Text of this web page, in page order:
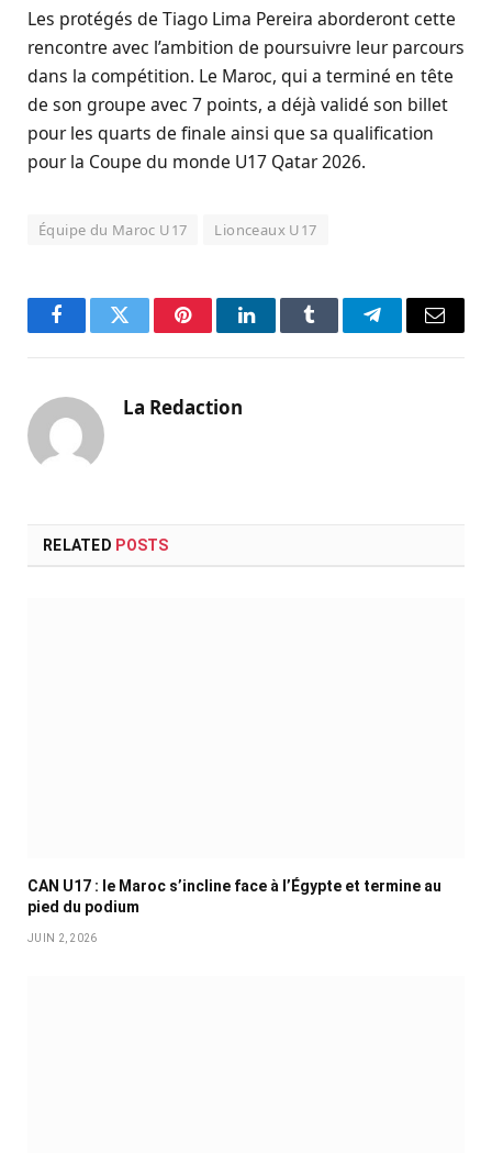
Les protégés de Tiago Lima Pereira aborderont cette
rencontre avec l’ambition de poursuivre leur parcours
dans la compétition. Le Maroc, qui a terminé en tête
de son groupe avec 7 points, a déjà validé son billet
pour les quarts de finale ainsi que sa qualification
pour la Coupe du monde U17 Qatar 2026.
Équipe du Maroc U17 Lionceaux U17
FacebookTwitter PinterestLinkedInTumblr TelegramEmail
La Redaction
RELATED POSTS
CAN U17 : le Maroc s’incline face à l’Égypte et termine au
pied du podium
JUIN 2, 2026